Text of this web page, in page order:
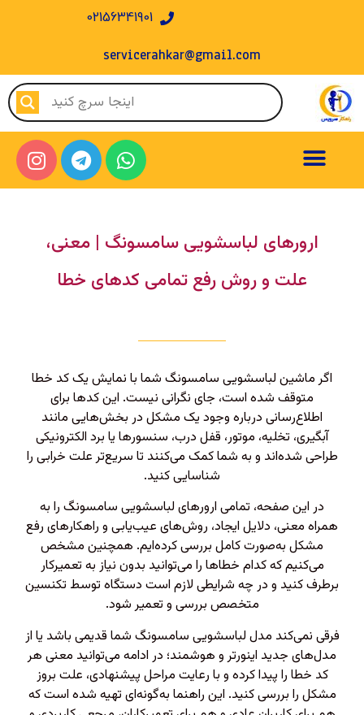
02156341901
servicerahkar@gmail.com
ارورهای لباسشویی سامسونگ | معنی،
علت و روش رفع تمامی کدهای خطا
اگر ماشین لباسشویی سامسونگ شما با نمایش یک کد خطا
متوقف شده است، جای نگرانی نیست. این کدها برای
اطلاع‌رسانی درباره وجود یک مشکل در بخش‌هایی مانند
آبگیری، تخلیه، موتور، قفل درب، سنسورها یا برد الکترونیکی
طراحی شده‌اند و به شما کمک می‌کنند تا سریع‌تر علت خرابی را
شناسایی کنید.
در این صفحه، تمامی ارورهای لباسشویی سامسونگ را به
همراه معنی، دلایل ایجاد، روش‌های عیب‌یابی و راهکارهای رفع
مشکل به‌صورت کامل بررسی کرده‌ایم. همچنین مشخص
می‌کنیم که کدام خطاها را می‌توانید بدون نیاز به تعمیرکار
برطرف کنید و در چه شرایطی لازم است دستگاه توسط تکنسین
متخصص بررسی و تعمیر شود.
فرقی نمی‌کند مدل لباسشویی سامسونگ شما قدیمی باشد یا از
مدل‌های جدید اینورتر و هوشمند؛ در ادامه می‌توانید معنی هر
کد خطا را پیدا کرده و با رعایت مراحل پیشنهادی، علت بروز
مشکل را بررسی کنید. این راهنما به‌گونه‌ای تهیه شده است که